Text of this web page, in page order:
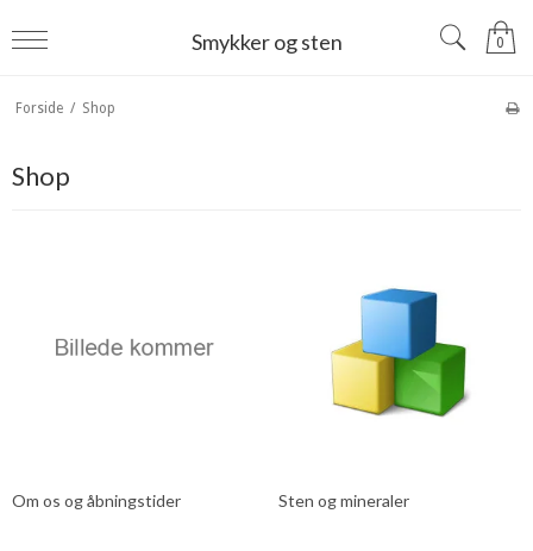
Smykker og sten 0
Forside / Shop
Shop
Om os og åbningstider Sten og mineraler